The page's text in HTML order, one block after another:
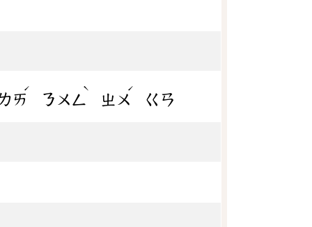
ㄞ
ˊ
ㄋㄨㄥ
ˋ
ㄓㄨ
ˊ
ㄍㄢ